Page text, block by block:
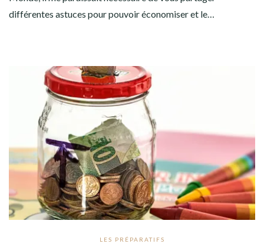
différentes astuces pour pouvoir économiser et le…
LES PRÉPARATIFS